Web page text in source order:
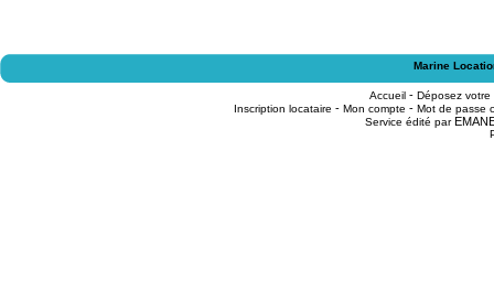
Marine
Accueil - Déposez
Inscription locataire - Mon compte - Mot de passe
Service édité par